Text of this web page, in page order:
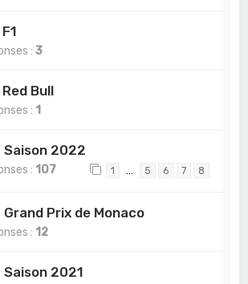
:3
Red Bull
: 1
Saison 2022
: 107 1 … 5 6 7 8
Grand Prix de Monaco
: 12
Saison 2021